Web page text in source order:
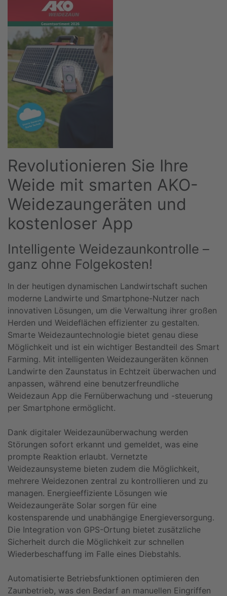
Revolutionieren Sie Ihre
Weide mit smarten AKO-
Weidezaungeräten und
kostenloser App
Intelligente Weidezaunkontrolle –
ganz ohne Folgekosten!
In der heutigen dynamischen Landwirtschaft suchen
moderne Landwirte und Smartphone-Nutzer nach
innovativen Lösungen, um die Verwaltung ihrer großen
Herden und Weideflächen effizienter zu gestalten.
Smarte Weidezauntechnologie bietet genau diese
Möglichkeit und ist ein wichtiger Bestandteil des Smart
Farming. Mit intelligenten Weidezaungeräten können
Landwirte den Zaunstatus in Echtzeit überwachen und
anpassen, während eine benutzerfreundliche
Weidezaun App die Fernüberwachung und -steuerung
per Smartphone ermöglicht.
Dank digitaler Weidezaunüberwachung werden
Störungen sofort erkannt und gemeldet, was eine
prompte Reaktion erlaubt. Vernetzte
Weidezaunsysteme bieten zudem die Möglichkeit,
mehrere Weidezonen zentral zu kontrollieren und zu
managen. Energieeffiziente Lösungen wie
Weidezaungeräte Solar sorgen für eine
kostensparende und unabhängige Energieversorgung.
Die Integration von GPS-Ortung bietet zusätzliche
Sicherheit durch die Möglichkeit zur schnellen
Wiederbeschaffung im Falle eines Diebstahls.
Automatisierte Betriebsfunktionen optimieren den
Zaunbetrieb, was den Bedarf an manuellen Eingriffen